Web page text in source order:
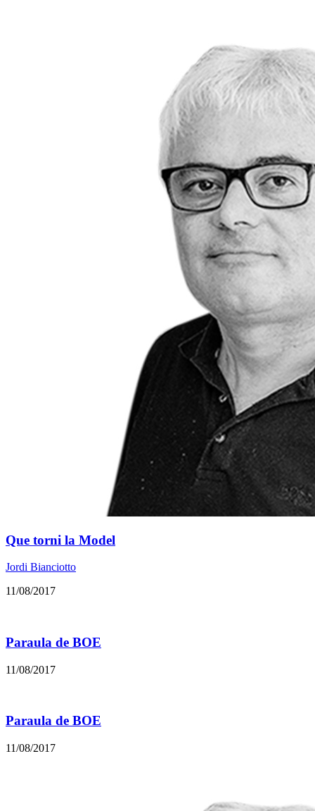
Que torni la Model
Jordi Bianciotto
11/08/2017
Paraula de BOE
11/08/2017
Paraula de BOE
11/08/2017